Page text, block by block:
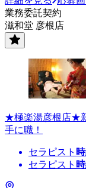
業務委託契約
滋和堂 彦根店
★極楽湯彦根店★
手に職！
セラピスト
セラピスト